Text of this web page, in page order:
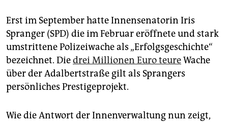
Erst im September hatte Innensenatorin Iris
Spranger (SPD) die im Februar eröffnete und stark
umstrittene Polizeiwache als „Erfolgsgeschichte“
bezeichnet. Diedrei Millionen Euro teureWache
über der Adalbertstraße gilt als Sprangers
persönliches Prestigeprojekt.
Wie die Antwort der Innenverwaltung nun zeigt,